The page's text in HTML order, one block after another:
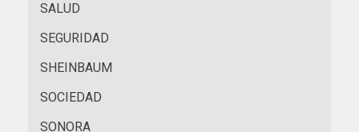
SALUD
SEGURIDAD
SHEINBAUM
SOCIEDAD
SONORA